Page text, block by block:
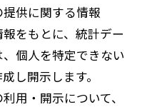
供に関する情報
をもとに、統計デー
個人を特定できない
し開示します。
用・開示について、